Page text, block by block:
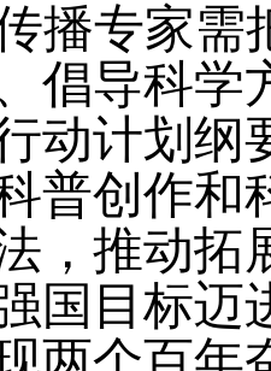
播专家需
倡导科学
动计划纲
普创作和
，推动拓
国目标迈